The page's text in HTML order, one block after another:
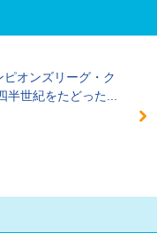
ピオンズリーグ・ク
世紀をたどった...